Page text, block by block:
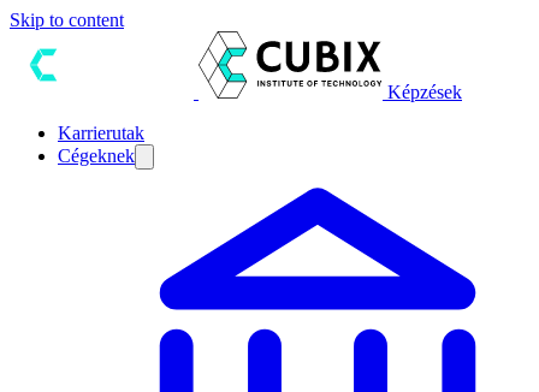
Skip to content
Képzések
Karrierutak
Cégeknek